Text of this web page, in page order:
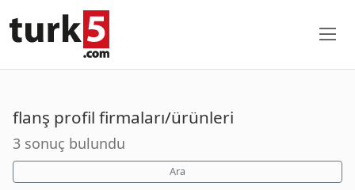
flanş profil firmaları/ürünleri
3 sonuç bulundu
Ara